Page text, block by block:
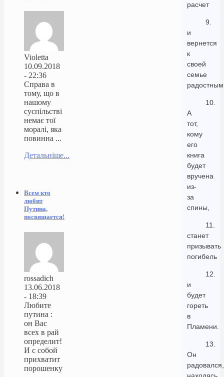
расчет
9.
и
вернется
к
своей
семье
10.
А
тот,
кому
его
книга
будет
вручена
из-
за
спины,
11.
станет
призывать
погибель
12.
и
будет
гореть
в
Пламени.
13.
Он
радовался,
Violetta
10.09.2018
- 22:36
Справа в
тому, що в
нашому
суспільстві
немає тої
моралі, яка
повинна ...
Детальніше...
Всем кто
любит
Путина,
посвящается!
rossadich
13.06.2018
- 18:39
Любите
путина :
он Вас
всех в рай
определит!
И с собой
прихватит
порошенку